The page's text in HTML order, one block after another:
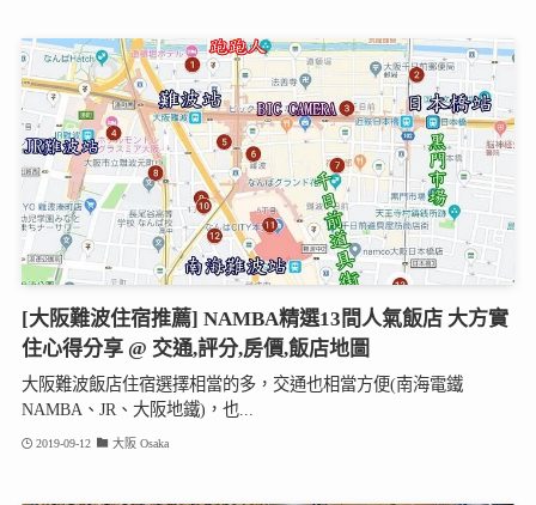
[大阪難波住宿推薦] NAMBA精選13間人氣飯店 大方實
住心得分享 @ 交通,評分,房價,飯店地圖
大阪難波飯店住宿選擇相當的多，交通也相當方便(南海電鐵
NAMBA、JR、大阪地鐵)，也...
2019-09-12 大阪 Osaka